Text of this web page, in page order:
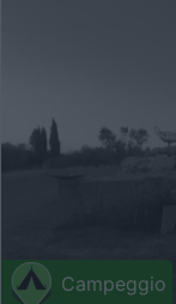
Campeggio